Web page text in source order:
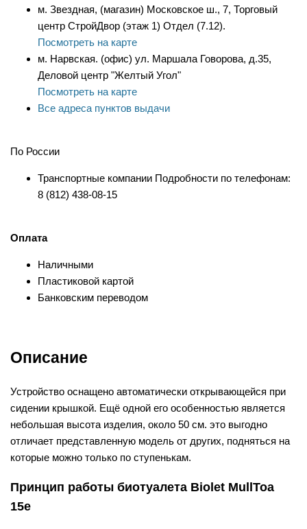
м. Звездная, (магазин) Московское ш., 7, Торговый
центр СтройДвор (этаж 1) Отдел (7.12).
Посмотреть на карте
м. Нарвская. (офис) ул. Маршала Говорова, д.35,
Деловой центр "Желтый Угол"
Посмотреть на карте
Все адреса пунктов выдачи
По России
Транспортные компании Подробности по телефонам:
8 (812) 438-08-15
Оплата
Наличными
Пластиковой картой
Банковским переводом
Описание
Устройство оснащено автоматически открывающейся при
сидении крышкой. Ещё одной его особенностью является
небольшая высота изделия, около 50 см. это выгодно
отличает представленную модель от других, подняться на
которые можно только по ступенькам.
Принцип работы биотуалета Biolet MullToa
15e